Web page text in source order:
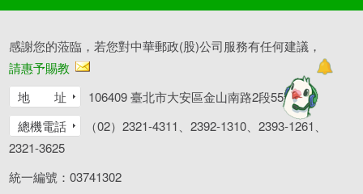
感謝您的蒞臨，若您對中華郵政(股)公司服務有任何建議，
請惠予賜教
地 址
106409 臺北市大安區金山南路2段55號
總機電話
（02）2321-4311、2392-1310、2393-1261、
2321-3625
統一編號：03741302